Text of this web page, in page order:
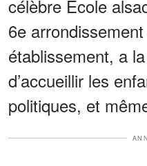
célèbre École
6e
établissement, a
d’accueillir les
politiques, et